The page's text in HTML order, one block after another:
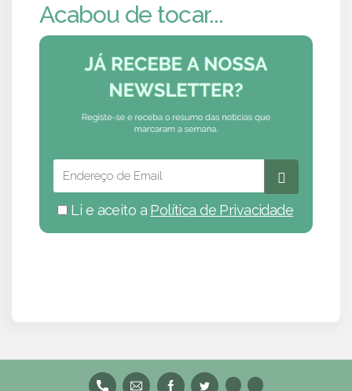
Acabou de tocar...
Li e aceito a Política de Privacidade